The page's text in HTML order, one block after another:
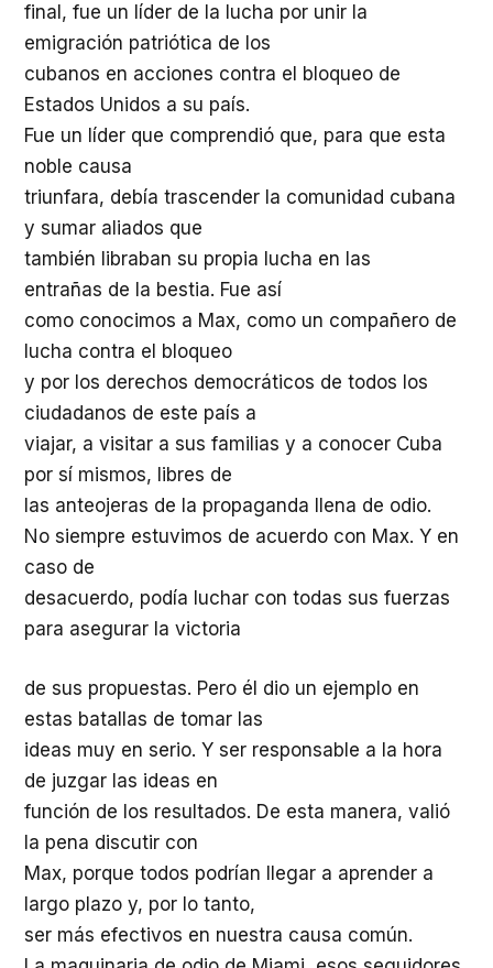
final, fue un líder de la lucha por unir la
emigración patriótica de los
cubanos en acciones contra el bloqueo de
Estados Unidos a su país.
Fue un líder que comprendió que, para que esta
noble causa
triunfara, debía trascender la comunidad cubana
y sumar aliados que
también libraban su propia lucha en las
entrañas de la bestia. Fue así
como conocimos a Max, como un compañero de
lucha contra el bloqueo
y por los derechos democráticos de todos los
ciudadanos de este país a
viajar, a visitar a sus familias y a conocer Cuba
por sí mismos, libres de
las anteojeras de la propaganda llena de odio.
No siempre estuvimos de acuerdo con Max. Y en
caso de
desacuerdo, podía luchar con todas sus fuerzas
para asegurar la victoria
de sus propuestas. Pero él dio un ejemplo en
estas batallas de tomar las
ideas muy en serio. Y ser responsable a la hora
de juzgar las ideas en
función de los resultados. De esta manera, valió
la pena discutir con
Max, porque todos podrían llegar a aprender a
largo plazo y, por lo tanto,
ser más efectivos en nuestra causa común.